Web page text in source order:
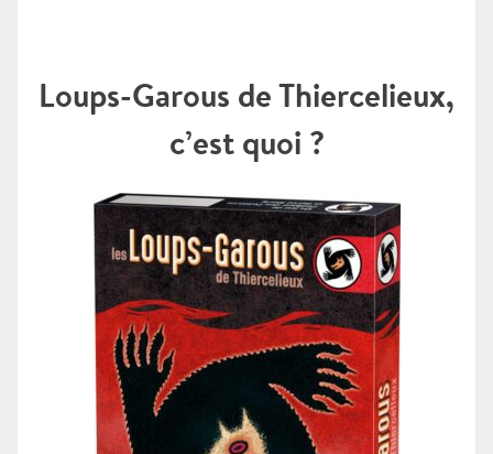
Loups-Garous de Thiercelieux,
c’est quoi ?